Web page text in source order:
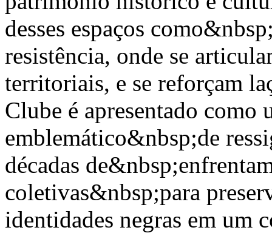
desses espaços
resistência, onde se
territoriais, e se reforçam
Clube é apresentado como
emblemático&nbsp;de
décadas
coletivas&nbsp;para
identidades negras em um